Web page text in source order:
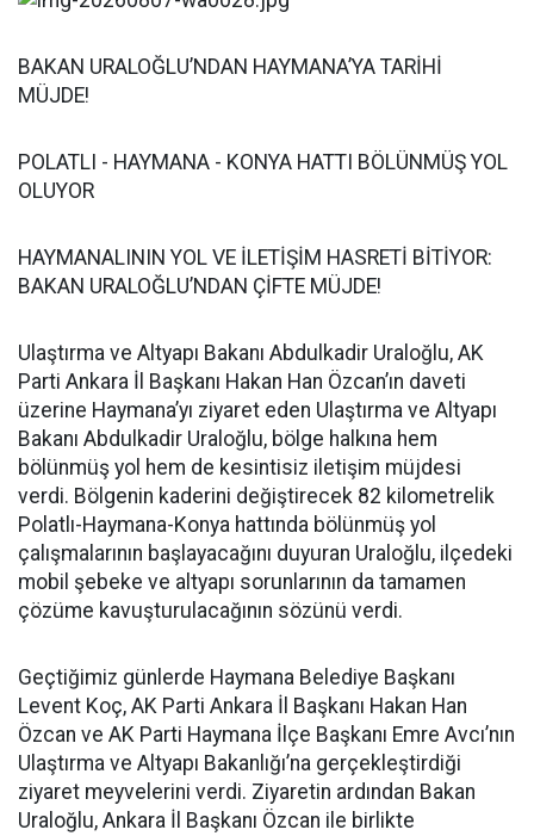
BAKAN URALOĞLU’NDAN HAYMANA’YA TARİHİ
MÜJDE!
POLATLI - HAYMANA - KONYA HATTI BÖLÜNMÜŞ YOL
OLUYOR
HAYMANALININ YOL VE İLETİŞİM HASRETİ BİTİYOR:
BAKAN URALOĞLU’NDAN ÇİFTE MÜJDE!
Ulaştırma ve Altyapı Bakanı Abdulkadir Uraloğlu, AK
Parti Ankara İl Başkanı Hakan Han Özcan’ın daveti
üzerine Haymana’yı ziyaret eden Ulaştırma ve Altyapı
Bakanı Abdulkadir Uraloğlu, bölge halkına hem
bölünmüş yol hem de kesintisiz iletişim müjdesi
verdi. Bölgenin kaderini değiştirecek 82 kilometrelik
Polatlı-Haymana-Konya hattında bölünmüş yol
çalışmalarının başlayacağını duyuran Uraloğlu, ilçedeki
mobil şebeke ve altyapı sorunlarının da tamamen
çözüme kavuşturulacağının sözünü verdi.
Geçtiğimiz günlerde Haymana Belediye Başkanı
Levent Koç, AK Parti Ankara İl Başkanı Hakan Han
Özcan ve AK Parti Haymana İlçe Başkanı Emre Avcı’nın
Ulaştırma ve Altyapı Bakanlığı’na gerçekleştirdiği
ziyaret meyvelerini verdi. Ziyaretin ardından Bakan
Uraloğlu, Ankara İl Başkanı Özcan ile birlikte